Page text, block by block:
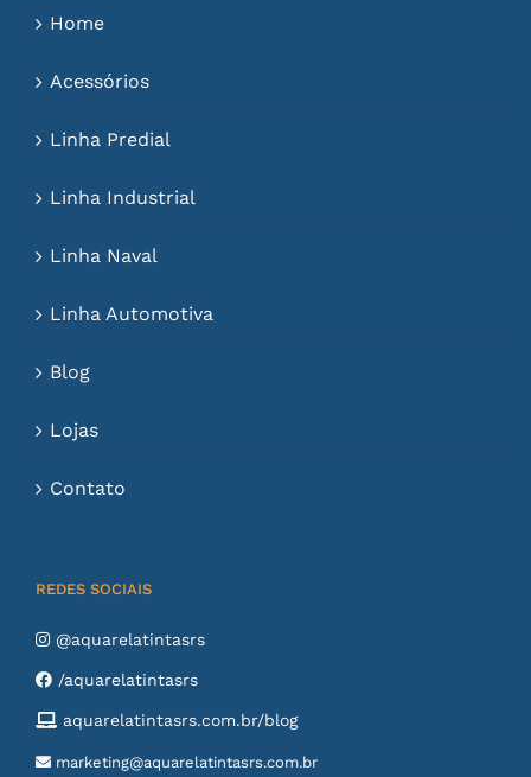
Home
Acessórios
Linha Predial
Linha Industrial
Linha Naval
Linha Automotiva
Blog
Lojas
Contato
REDES SOCIAIS
@aquarelatintasrs
/aquarelatintasrs
aquarelatintasrs.com.br/blog
marketing@aquarelatintasrs.com.br